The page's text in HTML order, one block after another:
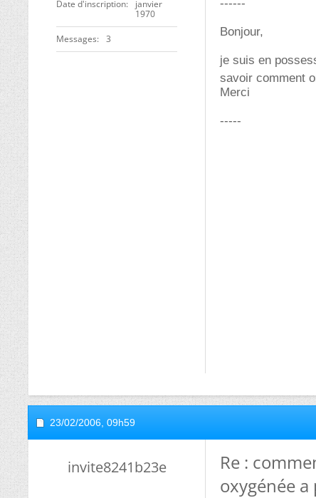
Date d'inscription
janvier
1970
Messages 3
------
Bonjour,
je suis en
savoir comment
Merci
-----
23/02/2006, 09h59
invite8241b23e
Re :
oxygénée